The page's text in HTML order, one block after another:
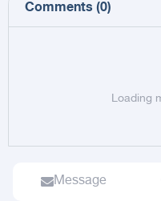
Comments (0)
Loading
Message